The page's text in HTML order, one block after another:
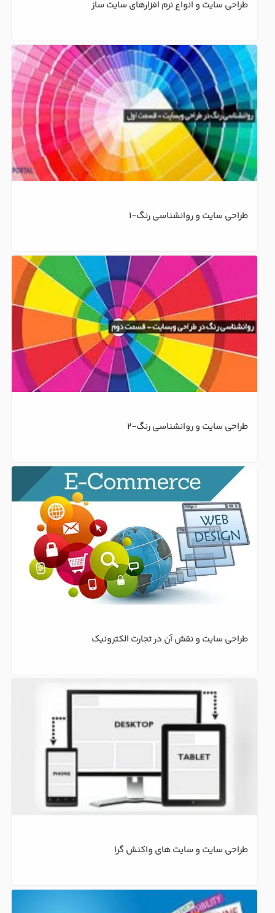
طراحی سایت و انواع نرم افزارهای سایت ساز
طراحی سایت و روانشناسی رنگ-1
طراحی سایت و روانشناسی رنگ-2
طراحی سایت و نقش آن در تجارت الکترونیک
طراحی سایت و سایت های واکنش گرا